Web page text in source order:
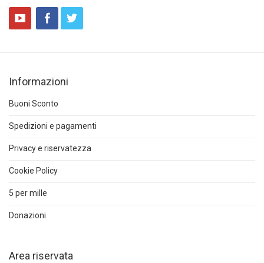
Informazioni
Buoni Sconto
Spedizioni e pagamenti
Privacy e riservatezza
Cookie Policy
5 per mille
Donazioni
Area riservata